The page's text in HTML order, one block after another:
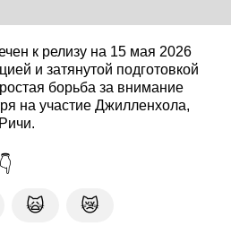
к релизу на 15 мая 2026
и затянутой подготовкой
борьба за внимание
на участие Джилленхола,
🙀 😿